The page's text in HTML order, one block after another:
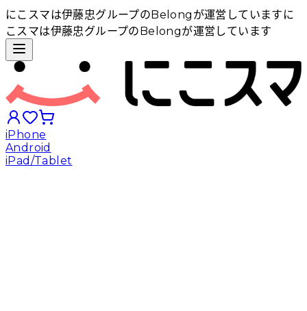
にこスマは伊藤忠グループのBelongが運営しています に
こスマは伊藤忠グループのBelongが運営しています
iPhone
Android
iPad/Tablet